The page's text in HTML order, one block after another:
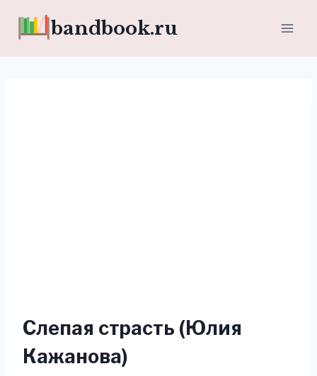
bandbook.ru
Слепая страсть (Юлия
Кажанова)